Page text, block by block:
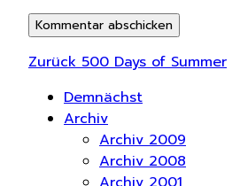
Beitragsnavigation
Zurück Vorheriger
500 Days of Summer
Demnächst
Archiv
Archiv 2009
Archiv 2008